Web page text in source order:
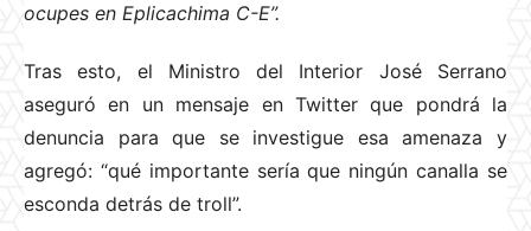
ocupes en Eplicachima C-E”.
Tras esto, el Ministro del Interior José Serrano
aseguró en un mensaje en Twitter que pondrá la
denuncia para que se investigue esa amenaza y
agregó: “qué importante sería que ningún canalla se
esconda detrás de troll”.